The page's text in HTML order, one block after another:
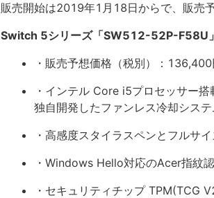
販売開始は2019年1月18日からで、販売
Switch 5シリーズ「SW512-52P-F58U」
・販売予想価格（税別）：136,400
・インテル Core i5プロセッサー搭
独自開発したファンレス冷却シス
・高感度スタイラスペンとフルサ
・Windows Hello対応のAcer指紋
・セキュリティチップ TPM(TCG